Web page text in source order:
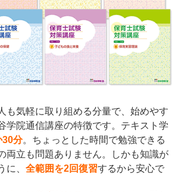
も気軽に取り組める分量で、始めやす
学院通信講座の特徴です。テキスト学
30分。ちょっとした時間で勉強できる
両立も問題ありません。しかも知識が
に、 全範囲を2回復習するから安心で